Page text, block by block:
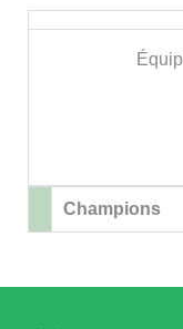
Champions